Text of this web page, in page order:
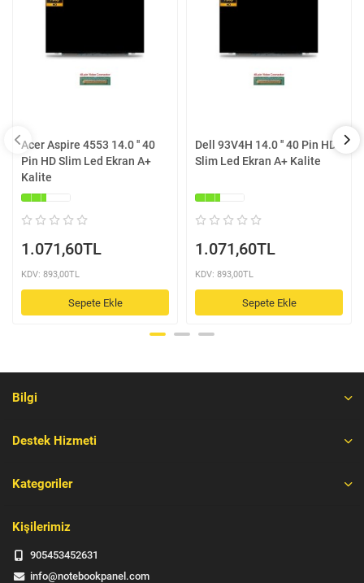
Acer Aspire 4553 14.0 '' 40
Pin HD Slim Led Ekran A+
Kalite
1.071,60TL
KDV: 893,00TL
Sepete Ekle
Dell 93V4H 14.0 '' 40 Pin HD
Slim Led Ekran A+ Kalite
1.071,60TL
KDV: 893,00TL
Sepete Ekle
Bilgi
Destek Hizmeti
Kategoriler
Kişilerimiz
905453452631
info@notebookpanel.com